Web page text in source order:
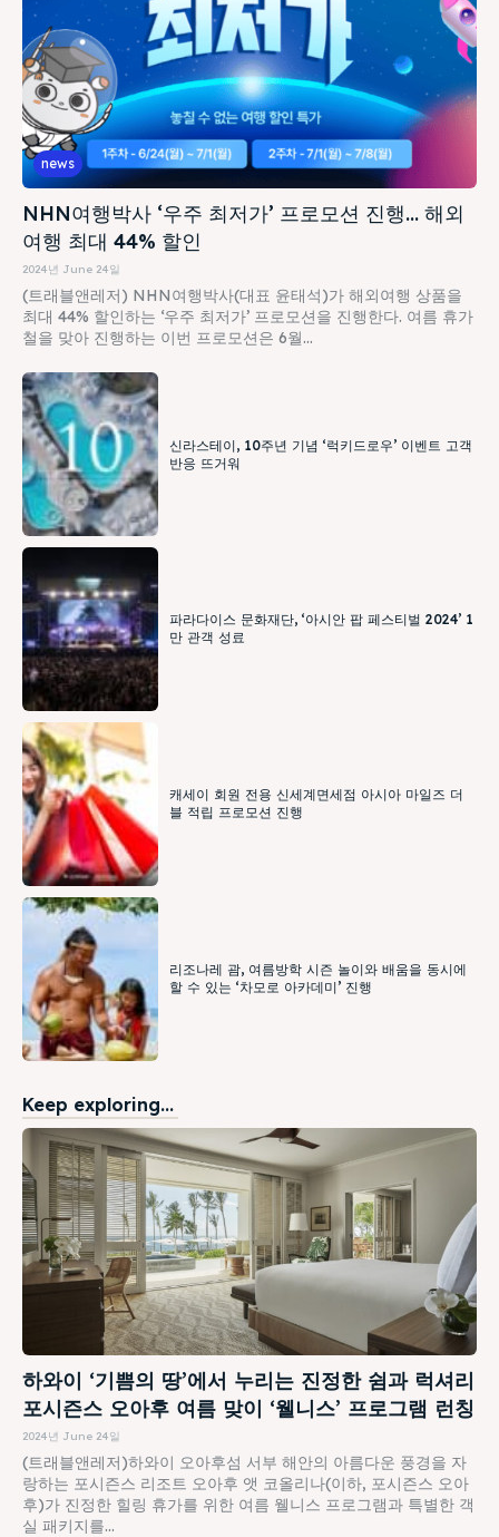
news
NHN여행박사 ‘우주 최저가’ 프로모션 진행… 해외
여행 최대 44% 할인
2024년 June 24일
(트래블앤레저) NHN여행박사(대표 윤태석)가 해외여행 상품을
최대 44% 할인하는 ‘우주 최저가’ 프로모션을 진행한다. 여름 휴가
철을 맞아 진행하는 이번 프로모션은 6월...
신라스테이, 10주년 기념 ‘럭키드로우’ 이벤트 고객
반응 뜨거워
파라다이스 문화재단, ‘아시안 팝 페스티벌 2024’ 1
만 관객 성료
캐세이 회원 전용 신세계면세점 아시아 마일즈 더
블 적립 프로모션 진행
리조나레 괌, 여름방학 시즌 놀이와 배움을 동시에
할 수 있는 ‘차모로 아카데미’ 진행
Keep exploring...
하와이 ‘기쁨의 땅’에서 누리는 진정한 쉼과 럭셔리
포시즌스 오아후 여름 맞이 ‘웰니스’ 프로그램 런칭
2024년 June 24일
(트래블앤레저)하와이 오아후섬 서부 해안의 아름다운 풍경을 자
랑하는 포시즌스 리조트 오아후 앳 코올리나(이하, 포시즌스 오아
후)가 진정한 힐링 휴가를 위한 여름 웰니스 프로그램과 특별한 객
실 패키지를...